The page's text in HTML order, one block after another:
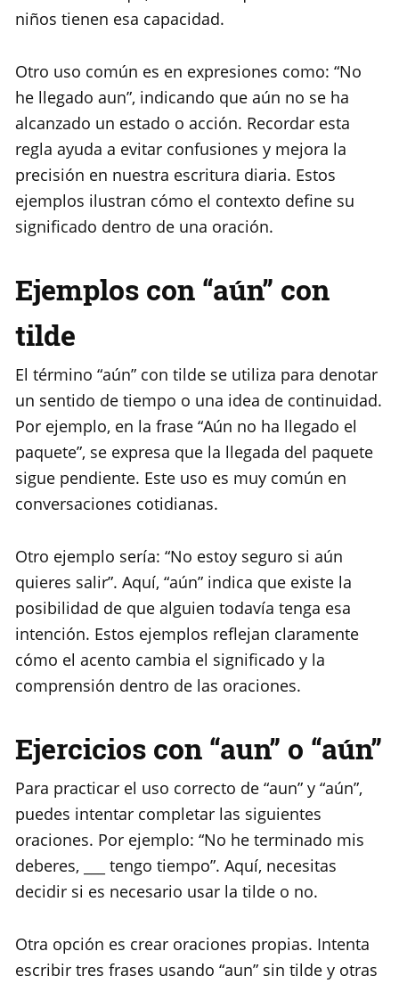
niños tienen esa capacidad.
Otro uso común es en expresiones como: “No
he llegado aun”, indicando que aún no se ha
alcanzado un estado o acción. Recordar esta
regla ayuda a evitar confusiones y mejora la
precisión en nuestra escritura diaria. Estos
ejemplos ilustran cómo el contexto define su
significado dentro de una oración.
Ejemplos con “aún” con
tilde
El término “aún” con tilde se utiliza para denotar
un sentido de tiempo o una idea de continuidad.
Por ejemplo, en la frase “Aún no ha llegado el
paquete”, se expresa que la llegada del paquete
sigue pendiente. Este uso es muy común en
conversaciones cotidianas.
Otro ejemplo sería: “No estoy seguro si aún
quieres salir”. Aquí, “aún” indica que existe la
posibilidad de que alguien todavía tenga esa
intención. Estos ejemplos reflejan claramente
cómo el acento cambia el significado y la
comprensión dentro de las oraciones.
Ejercicios con “aun” o “aún”
Para practicar el uso correcto de “aun” y “aún”,
puedes intentar completar las siguientes
oraciones. Por ejemplo: “No he terminado mis
deberes, ___ tengo tiempo”. Aquí, necesitas
decidir si es necesario usar la tilde o no.
Otra opción es crear oraciones propias. Intenta
escribir tres frases usando “aun” sin tilde y otras